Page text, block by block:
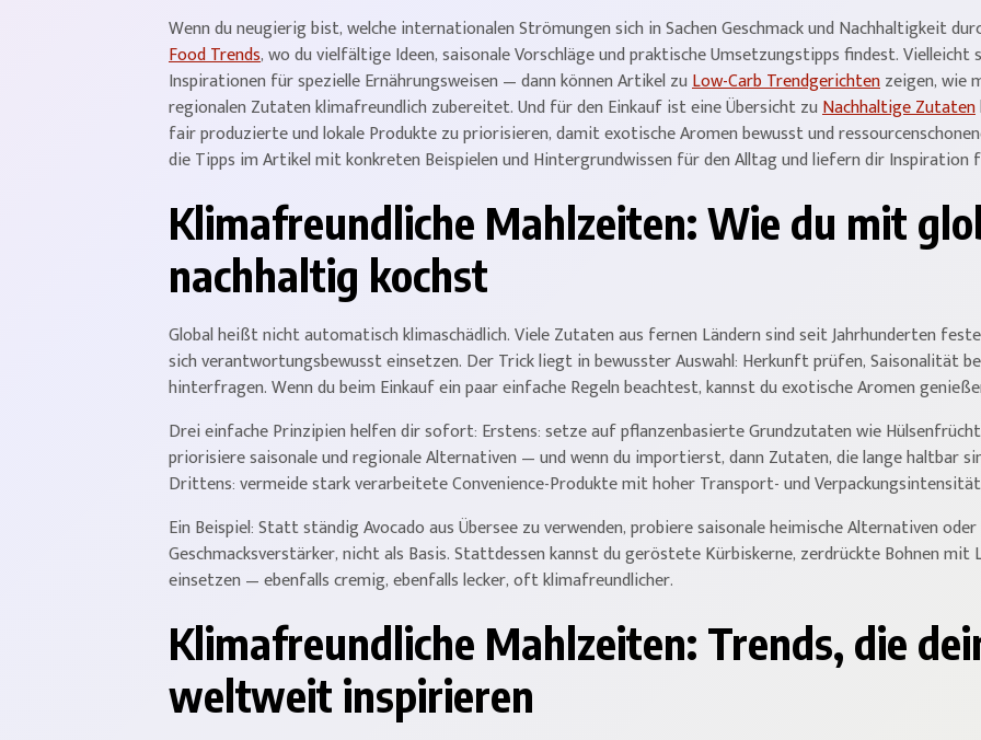
Wenn du neugierig bist, welche internationalen Strömungen sich in Sachen Geschmack und Nachhaltigkeit
Food Trends, wo du vielfältige Ideen, saisonale Vorschläge und praktische Umsetzungstipps findest. Vielleicht
Inspirationen für spezielle Ernährungsweisen — dann können Artikel zuLow-Carb Trendgerichtenzeigen, wie
regionalen Zutaten klimafreundlich zubereitet. Und für den Einkauf ist eine Übersicht zuNachhaltige Zutaten
fair produzierte und lokale Produkte zu priorisieren, damit exotische Aromen bewusst und
die Tipps im Artikel mit konkreten Beispielen und Hintergrundwissen für den Alltag und liefern dir Inspiration
Klimafreundliche Mahlzeiten: Wie du mit
nachhaltig kochst
Global heißt nicht automatisch klimaschädlich. Viele Zutaten aus fernen Ländern sind seit Jahrhunderten
sich verantwortungsbewusst einsetzen. Der Trick liegt in bewusster Auswahl: Herkunft prüfen, Saisonalität
hinterfragen. Wenn du beim Einkauf ein paar einfache Regeln beachtest, kannst du exotische Aromen
Drei einfache Prinzipien helfen dir sofort: Erstens: setze auf pflanzenbasierte Grundzutaten wie
priorisiere saisonale und regionale Alternativen — und wenn du importierst, dann Zutaten, die lange haltbar
Drittens: vermeide stark verarbeitete Convenience-Produkte mit hoher Transport- und
Ein Beispiel: Statt ständig Avocado aus Übersee zu verwenden, probiere saisonale heimische Alternativen
Geschmacksverstärker, nicht als Basis. Stattdessen kannst du geröstete Kürbiskerne, zerdrückte Bohnen
einsetzen — ebenfalls cremig, ebenfalls lecker, oft klimafreundlicher.
Klimafreundliche Mahlzeiten: Trends, die
weltweit inspirieren